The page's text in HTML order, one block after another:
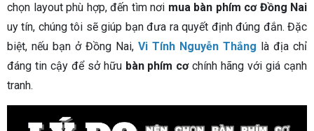
chọn layout phù hợp, đến tìm nơi mua bàn phím cơ Đồng Nai
uy tín, chúng tôi sẽ giúp bạn đưa ra quyết định đúng đắn. Đặc
biệt, nếu bạn ở Đồng Nai, Vi Tính Nguyễn Thắng là địa chỉ
đáng tin cậy để sở hữu bàn phím cơchính hãng với giá cạnh
tranh.